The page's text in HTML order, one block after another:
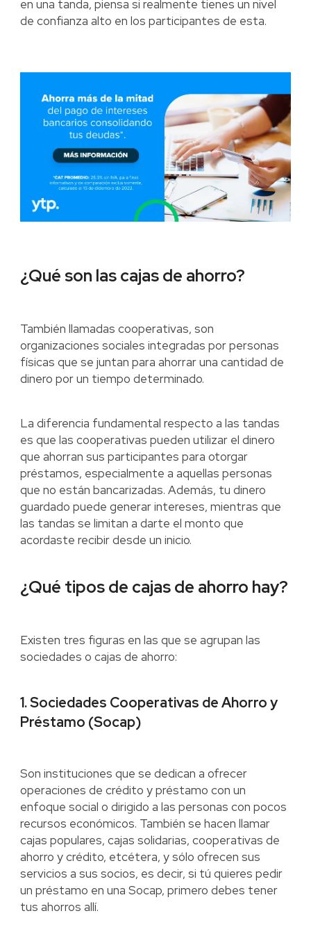
en una tanda, piensa si realmente tienes un nivel
de confianza alto en los participantes de esta.
¿Qué son las cajas de ahorro?
También llamadas cooperativas, son
organizaciones sociales integradas por personas
físicas que se juntan para ahorrar una cantidad de
dinero por un tiempo determinado.
La diferencia fundamental respecto a las tandas
es que las cooperativas pueden utilizar el dinero
que ahorran sus participantes para otorgar
préstamos, especialmente a aquellas personas
que no están bancarizadas. Además, tu dinero
guardado puede generar intereses, mientras que
las tandas se limitan a darte el monto que
acordaste recibir desde un inicio.
¿Qué tipos de cajas de ahorro hay?
Existen tres figuras en las que se agrupan las
sociedades o cajas de ahorro:
1. Sociedades Cooperativas de Ahorro y
Préstamo (Socap)
Son instituciones que se dedican a ofrecer
operaciones de crédito y préstamo con un
enfoque social o dirigido a las personas con pocos
recursos económicos. También se hacen llamar
cajas populares, cajas solidarias, cooperativas de
ahorro y crédito, etcétera, y sólo ofrecen sus
servicios a sus socios, es decir, si tú quieres pedir
un préstamo en una Socap, primero debes tener
tus ahorros allí.